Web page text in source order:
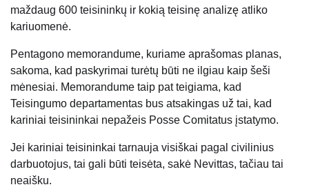
maždaug 600 teisininkų ir kokią teisinę analizę atliko
kariuomenė.
Pentagono memorandume, kuriame aprašomas planas,
sakoma, kad paskyrimai turėtų būti ne ilgiau kaip šeši
mėnesiai. Memorandume taip pat teigiama, kad
Teisingumo departamentas bus atsakingas už tai, kad
kariniai teisininkai nepažeis Posse Comitatus įstatymo.
Jei kariniai teisininkai tarnauja visiškai pagal civilinius
darbuotojus, tai gali būti teisėta, sakė Nevittas, tačiau tai
neaišku.